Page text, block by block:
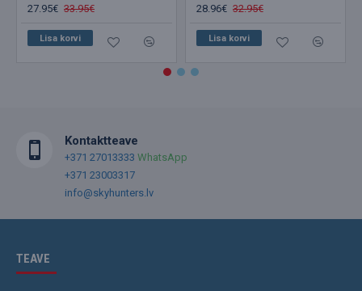
27.95€ 33.95€
Lisa korvi
28.96€ 32.95€
Lisa korvi
Kontaktteave
+371 27013333 WhatsApp
+371 23003317
info@skyhunters.lv
TEAVE